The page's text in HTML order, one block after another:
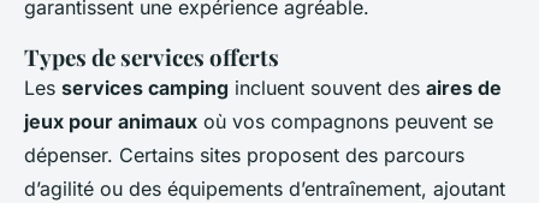
garantissent une expérience agréable.
Types de services offerts
Les services camping incluent souvent des aires de
jeux pour animaux où vos compagnons peuvent se
dépenser. Certains sites proposent des parcours
d’agilité ou des équipements d’entraînement, ajoutant